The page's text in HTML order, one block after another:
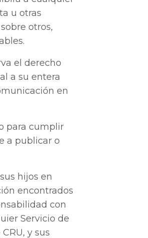
u otras
otros,
el derecho
a su entera
en
para cumplir
a publicar o
hijos en
encontrados
con
Servicio de
y sus